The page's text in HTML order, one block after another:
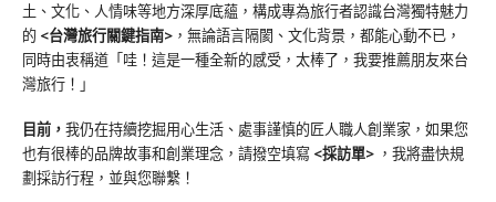
土、文化、人情味等地方深厚底蘊，構成專為旅行者認識台灣獨特魅力
的 <台灣旅行關鍵指南> ，無論語言隔閡、文化背景，都能心動不已，
同時由衷稱道「哇！這是一種全新的感受，太棒了，我要推薦朋友來台
灣旅行！」
目前， 我仍在持續挖掘用心生活、處事謹慎的匠人職人創業家，如果您
也有很棒的品牌故事和創業理念，請撥空填寫 <採訪單> ，我將盡快規
劃採訪行程，並與您聯繫！